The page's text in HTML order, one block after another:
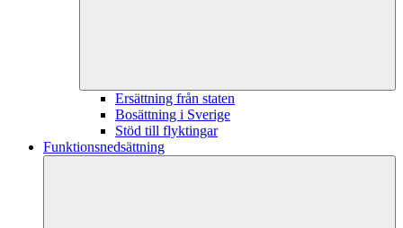
Ersättning från staten
Bosättning i Sverige
Stöd till flyktingar
Funktionsnedsättning